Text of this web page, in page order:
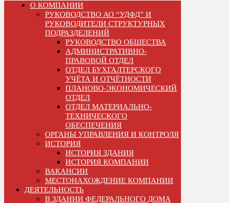
О КОМПАНИИ
РУКОВОДСТВО АО “УДФД” И
РУКОВОДИТЕЛИ СТРУКТУРНЫХ
ПОДРАЗДЕЛЕНИЙ
РУКОВОДСТВО ОБЩЕСТВА
АДМИНИСТРАТИВНО-
ПРАВОВОЙ ОТДЕЛ
ОТДЕЛ БУХГАЛТЕРСКОГО
УЧЁТА И ОТЧЁТНОСТИ
ПЛАНОВО-ЭКОНОМИЧЕСКИЙ
ОТДЕЛ
ОТДЕЛ МАТЕРИАЛЬНО-
ТЕХНИЧЕСКОГО
ОБЕСПЕЧЕНИЯ
ОРГАНЫ УПРАВЛЕНИЯ И КОНТРОЛЯ
ИСТОРИЯ
ИСТОРИЯ ЗДАНИЯ
ИСТОРИЯ КОМПАНИИ
ВАКАНСИИ
МЕСТОНАХОЖДЕНИЕ КОМПАНИИ
ДЕЯТЕЛЬНОСТЬ
В ЗДАНИИ ФЕДЕРАЛЬНОГО ДОМА